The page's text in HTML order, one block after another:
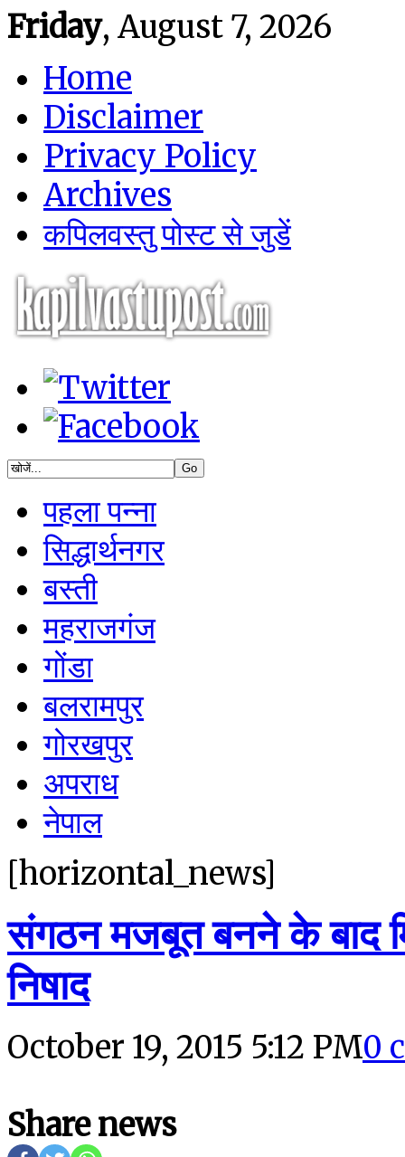
Friday, August 7, 2026
Home
Disclaimer
Privacy Policy
Archives
कपिलवस्तु पोस्ट से जुडें
पहला पन्ना
सिद्धार्थनगर
बस्ती
महराजगंज
गोंडा
बलरामपुर
गोरखपुर
अपराध
नेपाल
[horizontal_news]
संगठन मजबूत बनने के बाद
निषाद
October 19, 2015 5:12 PM0
Share news